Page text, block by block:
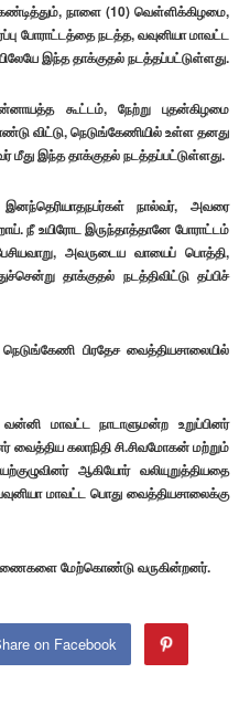
நாளை (10) வெள்ளிக்கிழமை,
போராட்டத்தை நடத்த, வவுனியா மாவட்ட
இந்த தாக்குதல் நடத்தப்பட்டுள்ளது.
கூட்டம், நேற்று புதன்கிழமை
விட்டு, நெடுங்கேணியில் உள்ள தனது
மீது இந்த தாக்குதல் நடத்தப்பட்டுள்ளது.
நால்வர், அவரை
நீ உயிரோட இருந்தாத்தானே போராட்டம்
அவருடைய வாயைப் பொத்தி,
தாக்குதல் நடத்திவிட்டு தப்பிச்
பிரதேச வைத்தியசாலையில்
மாவட்ட நாடாளுமன்ற உறுப்பினர்
கலாநிதி சி.சிவமோகன் மற்றும்
ஆகியோர் வலியுறுத்தியதை
மாவட்ட பொது வைத்தியசாலைக்கு
மேற்கொண்டு வருகின்றனர்.
on Facebook